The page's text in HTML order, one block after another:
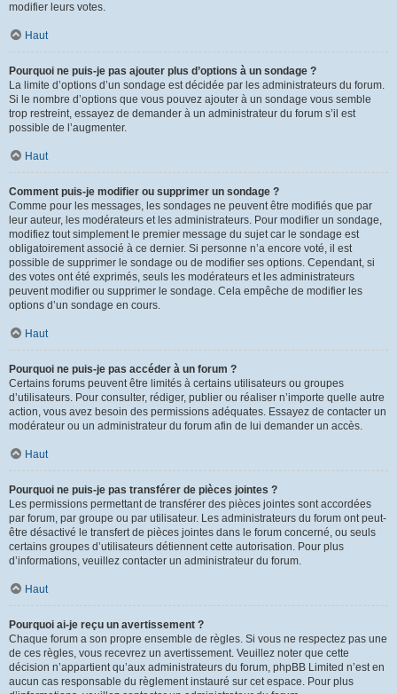
modifier leurs votes.
Haut
Pourquoi ne puis-je pas ajouter plus d’options à un sondage ?
La limite d’options d’un sondage est décidée par les administrateurs du forum.
Si le nombre d’options que vous pouvez ajouter à un sondage vous semble
trop restreint, essayez de demander à un administrateur du forum s’il est
possible de l’augmenter.
Haut
Comment puis-je modifier ou supprimer un sondage ?
Comme pour les messages, les sondages ne peuvent être modifiés que par
leur auteur, les modérateurs et les administrateurs. Pour modifier un sondage,
modifiez tout simplement le premier message du sujet car le sondage est
obligatoirement associé à ce dernier. Si personne n’a encore voté, il est
possible de supprimer le sondage ou de modifier ses options. Cependant, si
des votes ont été exprimés, seuls les modérateurs et les administrateurs
peuvent modifier ou supprimer le sondage. Cela empêche de modifier les
options d’un sondage en cours.
Haut
Pourquoi ne puis-je pas accéder à un forum ?
Certains forums peuvent être limités à certains utilisateurs ou groupes
d’utilisateurs. Pour consulter, rédiger, publier ou réaliser n’importe quelle autre
action, vous avez besoin des permissions adéquates. Essayez de contacter un
modérateur ou un administrateur du forum afin de lui demander un accès.
Haut
Pourquoi ne puis-je pas transférer de pièces jointes ?
Les permissions permettant de transférer des pièces jointes sont accordées
par forum, par groupe ou par utilisateur. Les administrateurs du forum ont peut-
être désactivé le transfert de pièces jointes dans le forum concerné, ou seuls
certains groupes d’utilisateurs détiennent cette autorisation. Pour plus
d’informations, veuillez contacter un administrateur du forum.
Haut
Pourquoi ai-je reçu un avertissement ?
Chaque forum a son propre ensemble de règles. Si vous ne respectez pas une
de ces règles, vous recevrez un avertissement. Veuillez noter que cette
décision n’appartient qu’aux administrateurs du forum, phpBB Limited n’est en
aucun cas responsable du règlement instauré sur cet espace. Pour plus